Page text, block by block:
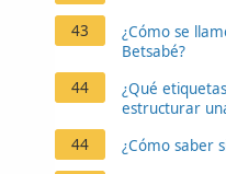
43
¿Cómo se
Betsabé?
44
¿Qué
estructurar
44
¿Cómo saber